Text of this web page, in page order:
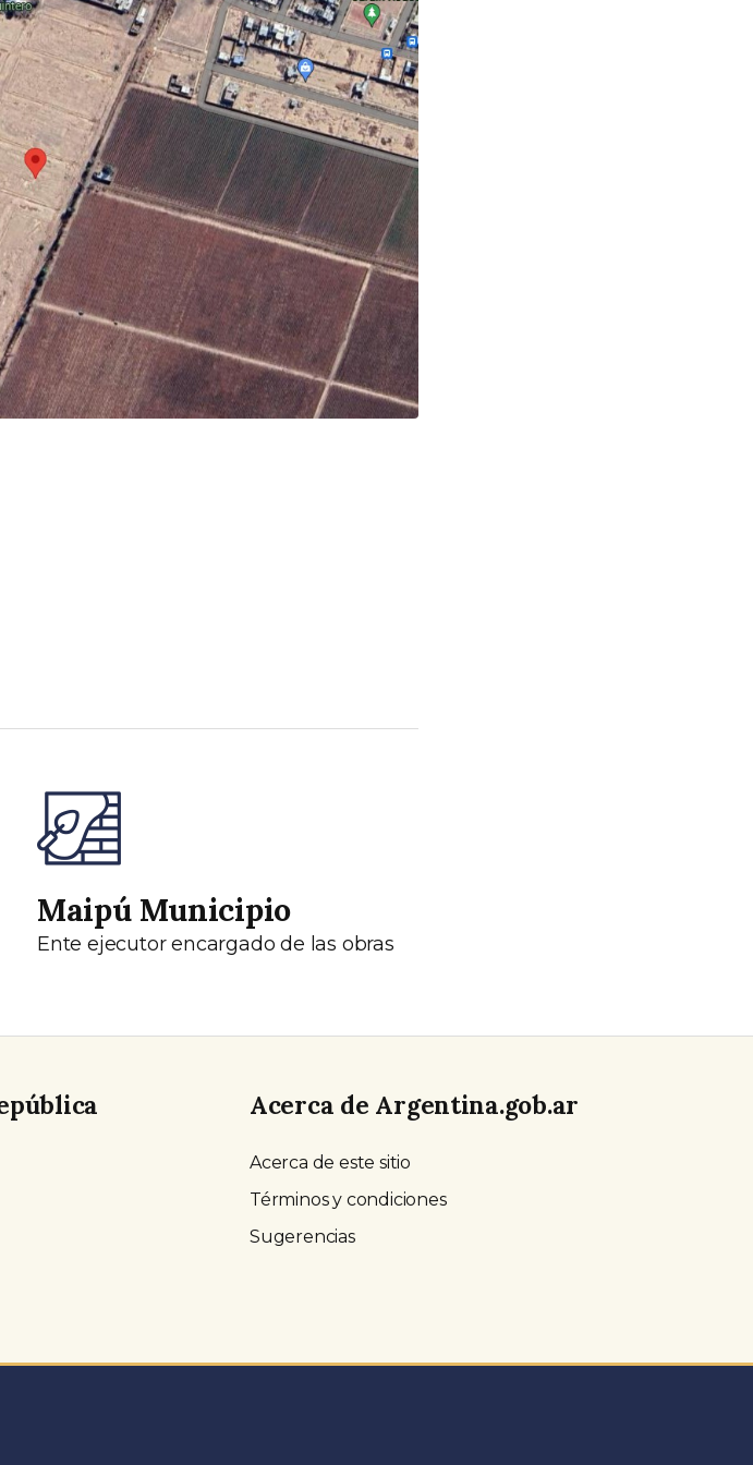
Maipú Municipio
Ente ejecutor encargado de las obras
Acerca de Argentina.gob.ar
Acerca de este sitio
Términos y condiciones
Sugerencias